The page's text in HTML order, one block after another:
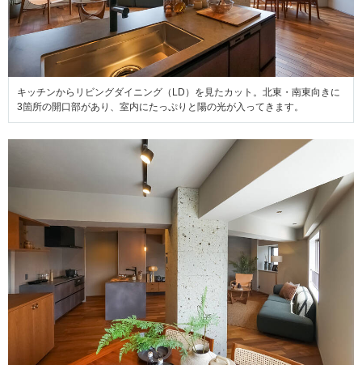
キッチンからリビングダイニング（LD）を見たカット。北東・南東向きに
3箇所の開口部があり、室内にたっぷりと陽の光が入ってきます。